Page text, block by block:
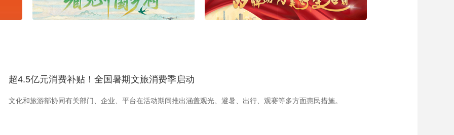
超4.5亿元消费补贴！全国暑期文旅消费季启动
文化和旅游部协同有关部门、企业、平台在活动期间推出涵盖观光、避暑、出行、观赛等多方面惠民措施。